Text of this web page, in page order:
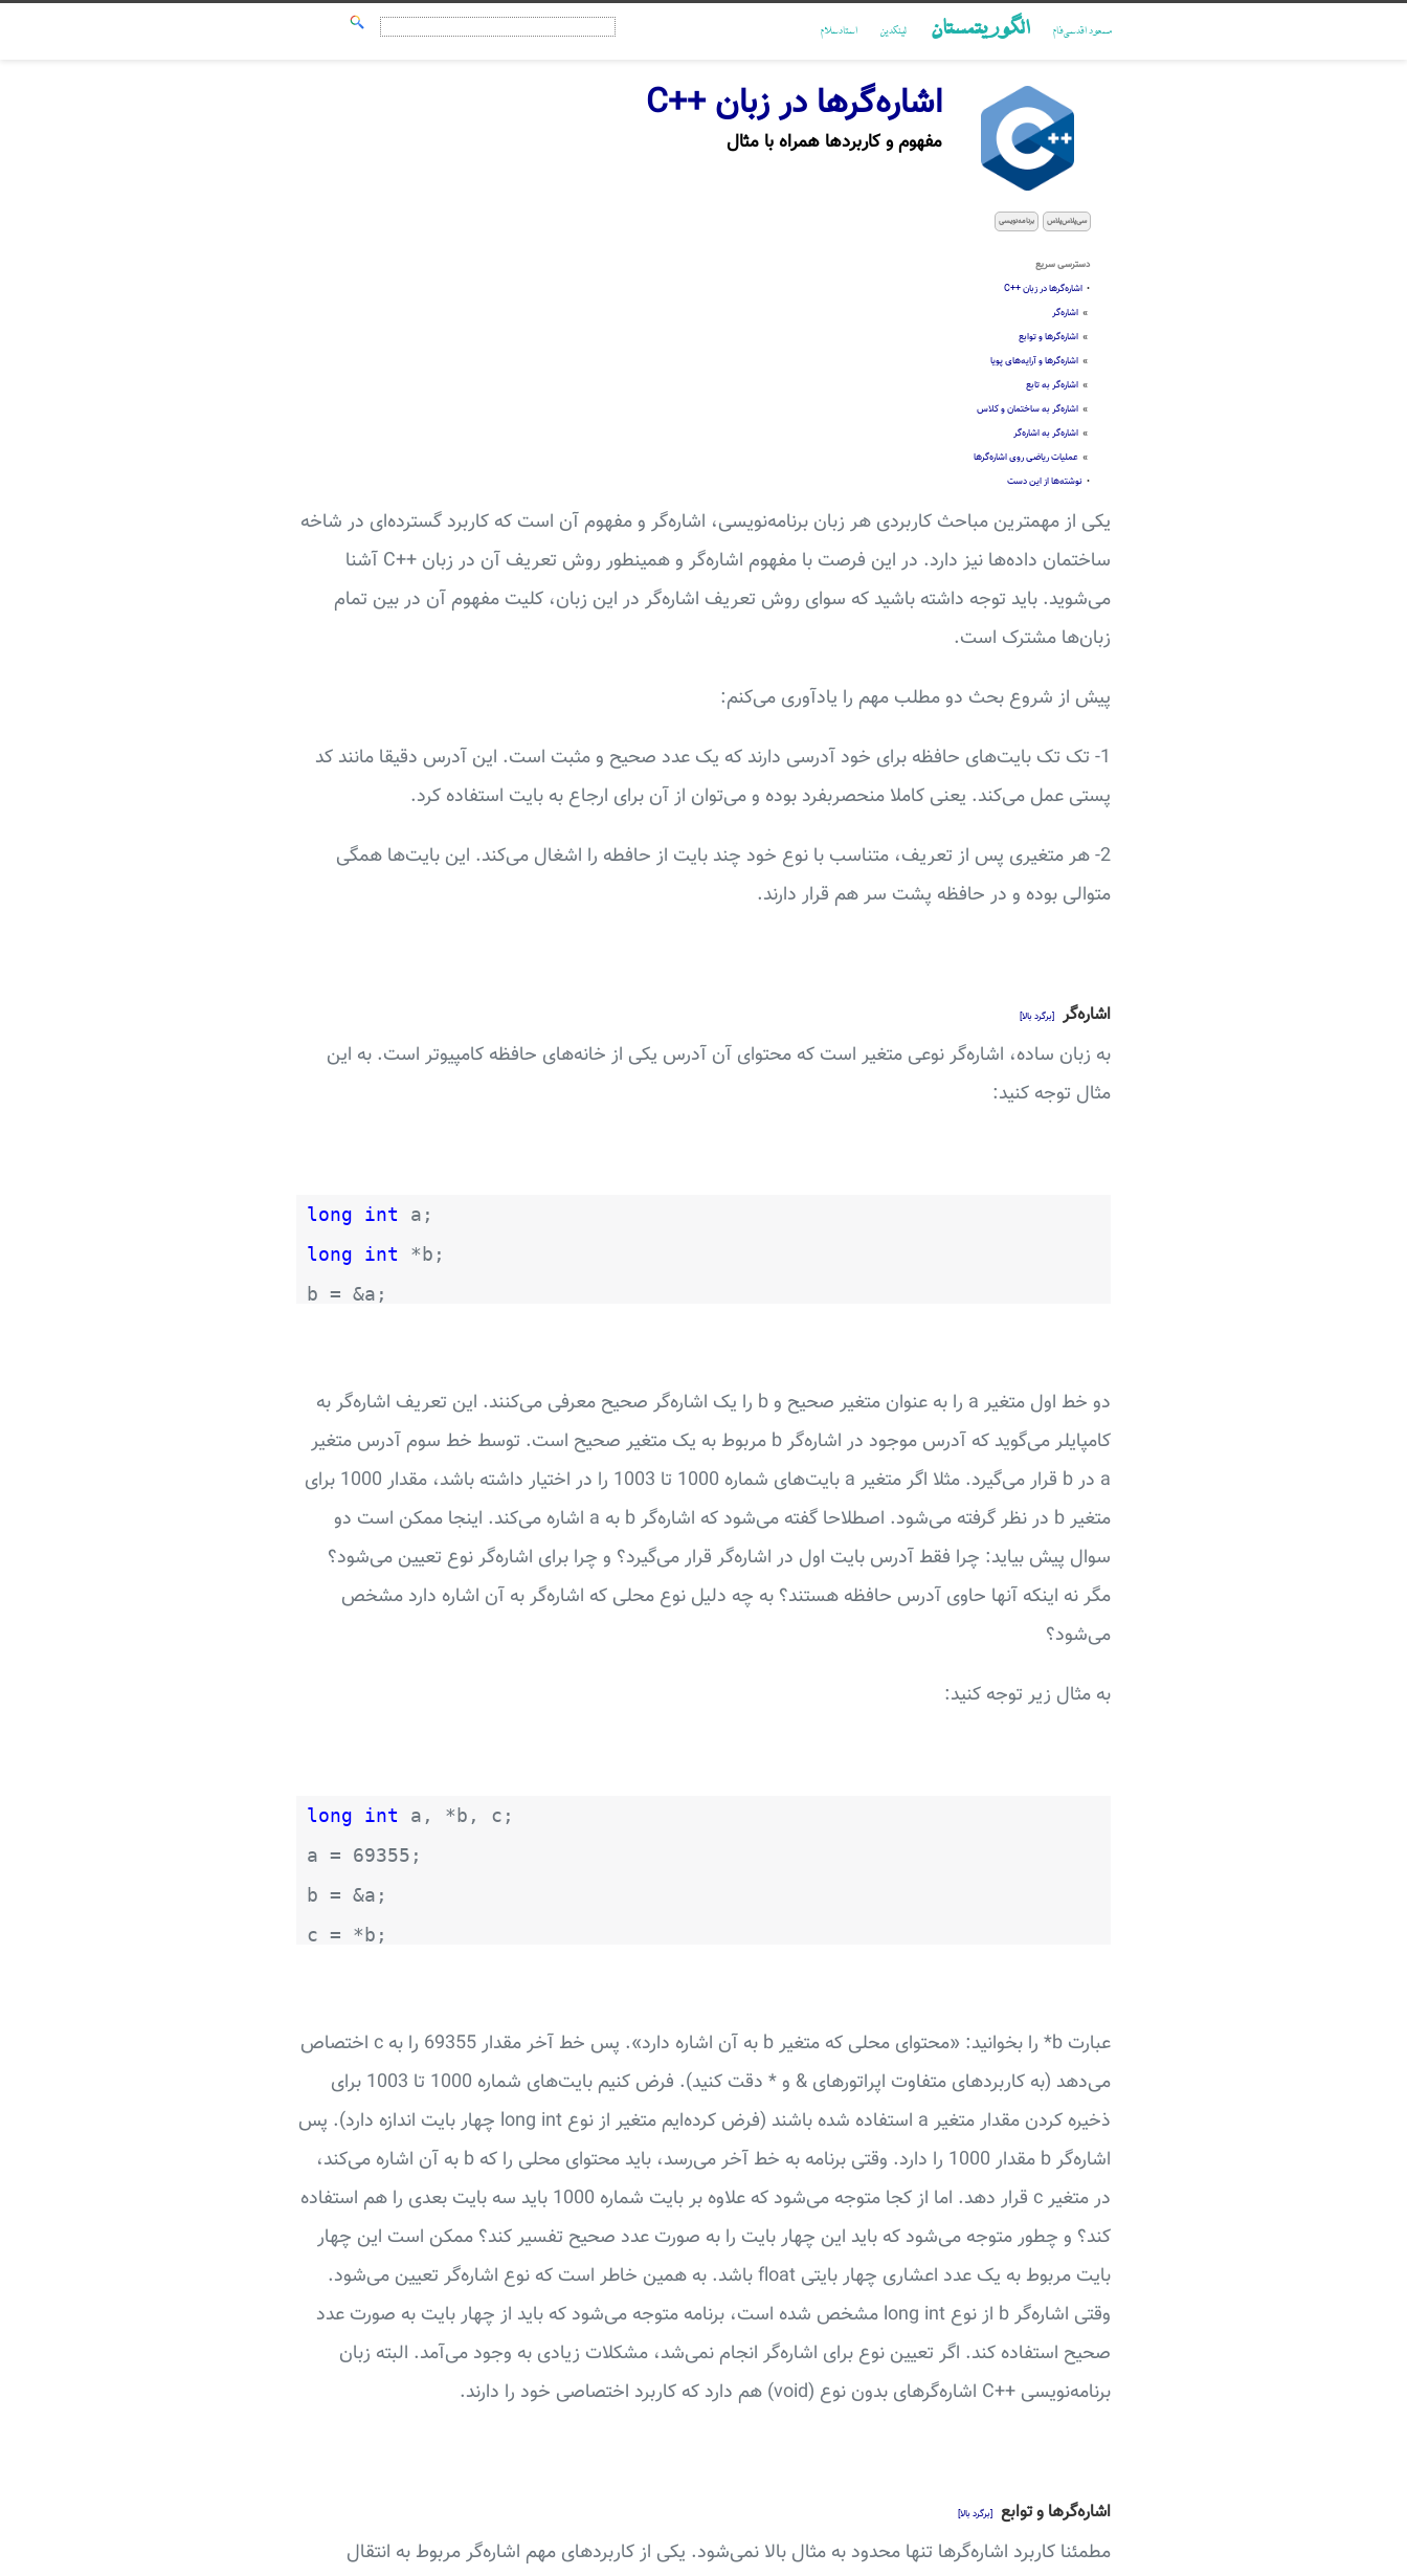
مسعود اقدسی‌فام الگوریتمستان لینکدین استادسلام
اشاره‌گرها در زبان ++C
مفهوم و کاربردها همراه با مثال
سی‌پلاس‌پلاس برنامه‌نویسی
دسترسی سریع
• اشاره‌گرها در زبان ++C
» اشاره‌گر
» اشاره‌گرها و توابع
» اشاره‌گرها و آرایه‌های پویا
» اشاره‌گر به تابع
» اشاره‌گر به ساختمان و کلاس
» اشاره‌گر به اشاره‌گر
» عملیات ریاضی روی اشاره‌گرها
• نوشته‌ها از این دست
یکی از مهمترین مباحث کاربردی هر زبان برنامه‌نویسی، اشاره‌گر و مفهوم آن است که کاربرد گسترده‌ای در شاخه
ساختمان داده‌ها نیز دارد. در این فرصت با مفهوم اشاره‌گر و همینطور روش تعریف آن در زبان ++C آشنا
می‌شوید. باید توجه داشته باشید که سوای روش تعریف اشاره‌گر در این زبان، کلیت مفهوم آن در بین تمام
زبان‌ها مشترک است.
پیش از شروع بحث دو مطلب مهم را یادآوری می‌کنم:
1- تک تک بایت‌های حافظه برای خود آدرسی دارند که یک عدد صحیح و مثبت است. این آدرس دقیقا مانند کد
پستی عمل می‌کند. یعنی کاملا منحصربفرد بوده و می‌توان از آن برای ارجاع به بایت استفاده کرد.
2- هر متغیری پس از تعریف، متناسب با نوع خود چند بایت از حافطه را اشغال می‌کند. این بایت‌ها همگی
متوالی بوده و در حافظه پشت سر هم قرار دارند.
اشاره‌گر [برگرد بالا]
به زبان ساده، اشاره‌گر نوعی متغیر است که محتوای آن آدرس یکی از خانه‌های حافظه کامپیوتر است. به این
مثال توجه کنید:
long int a;
long int *b;
b = &a;
دو خط اول متغیر a را به عنوان متغیر صحیح و b را یک اشاره‌گر صحیح معرفی می‌کنند. این تعریف اشاره‌گر به
کامپایلر می‌گوید که آدرس موجود در اشاره‌گر b مربوط به یک متغیر صحیح است. توسط خط سوم آدرس متغیر
a در b قرار می‌گیرد. مثلا اگر متغیر a بایت‌های شماره 1000 تا 1003 را در اختیار داشته باشد، مقدار 1000 برای
متغیر b در نظر گرفته می‌شود. اصطلاحا گفته می‌شود که اشاره‌گر b به a اشاره می‌کند. اینجا ممکن است دو
سوال پیش بیاید: چرا فقط آدرس بایت اول در اشاره‌گر قرار می‌گیرد؟ و چرا برای اشاره‌گر نوع تعیین می‌شود؟
مگر نه اینکه آنها حاوی آدرس حافظه هستند؟ به چه دلیل نوع محلی که اشاره‌گر به آن اشاره دارد مشخص
می‌شود؟
به مثال زیر توجه کنید:
long int a, *b, c;
a = 69355;
b = &a;
c = *b;
عبارت b* را بخوانید: «محتوای محلی که متغیر b به آن اشاره دارد». پس خط آخر مقدار 69355 را به c اختصاص
می‌دهد (به کاربردهای متفاوت اپراتورهای & و * دقت کنید). فرض کنیم بایت‌های شماره 1000 تا 1003 برای
ذخیره کردن مقدار متغیر a استفاده شده باشند (فرض کرده‌ایم متغیر از نوع long int چهار بایت اندازه دارد). پس
اشاره‌گر b مقدار 1000 را دارد. وقتی برنامه به خط آخر می‌رسد، باید محتوای محلی را که b به آن اشاره می‌کند،
در متغیر c قرار دهد. اما از کجا متوجه می‌شود که علاوه بر بایت شماره 1000 باید سه بایت بعدی را هم استفاده
کند؟ و چطور متوجه می‌شود که باید این چهار بایت را به صورت عدد صحیح تفسیر کند؟ ممکن است این چهار
بایت مربوط به یک عدد اعشاری چهار بایتی float باشد. به همین خاطر است که نوع اشاره‌گر تعیین می‌شود.
وقتی اشاره‌گر b از نوع long int مشخص شده است، برنامه متوجه می‌شود که باید از چهار بایت به صورت عدد
صحیح استفاده کند. اگر تعیین نوع برای اشاره‌گر انجام نمی‌شد، مشکلات زیادی به وجود می‌آمد. البته زبان
برنامه‌نویسی ++C اشاره‌گرهای بدون نوع (void) هم دارد که کاربرد اختصاصی خود را دارند.
اشاره‌گرها و توابع [برگرد بالا]
مطمئنا کاربرد اشاره‌گرها تنها محدود به مثال بالا نمی‌شود. یکی از کاربردهای مهم اشاره‌گر مربوط به انتقال